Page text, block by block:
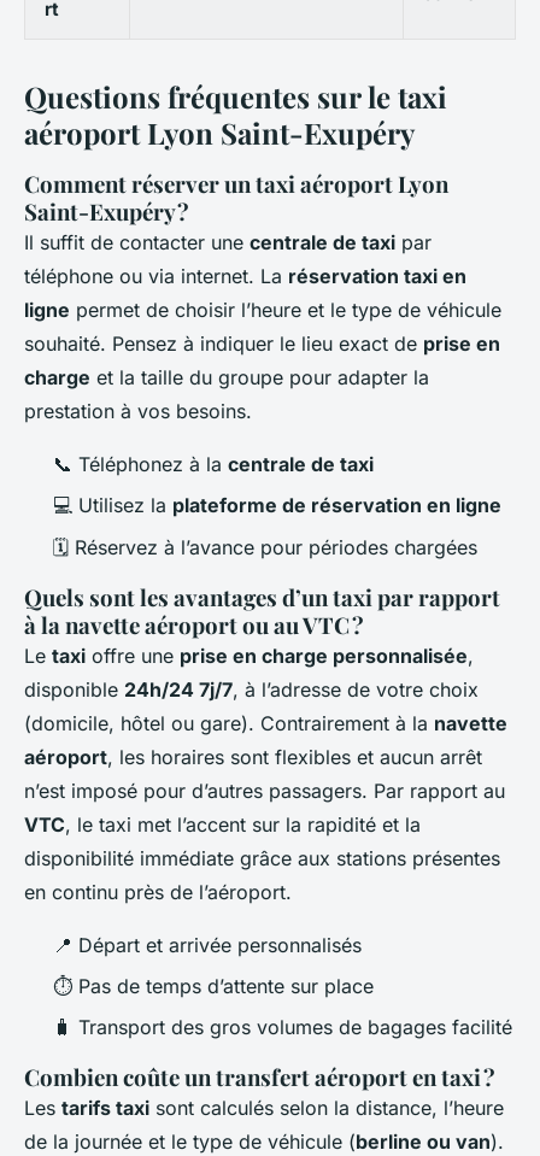
rt
Questions fréquentes sur le taxi
aéroport Lyon Saint-Exupéry
Comment réserver un taxi aéroport Lyon
Saint-Exupéry ?
Il suffit de contacter une centrale de taxi par
téléphone ou via internet. La réservation taxi en
ligne permet de choisir l’heure et le type de véhicule
souhaité. Pensez à indiquer le lieu exact de prise en
charge et la taille du groupe pour adapter la
prestation à vos besoins.
📞 Téléphonez à la centrale de taxi
💻 Utilisez la plateforme de réservation en ligne
🗓️ Réservez à l’avance pour périodes chargées
Quels sont les avantages d’un taxi par rapport
à la navette aéroport ou au VTC ?
Le taxi offre une prise en charge personnalisée,
disponible 24h/24 7j/7, à l’adresse de votre choix
(domicile, hôtel ou gare). Contrairement à la navette
aéroport, les horaires sont flexibles et aucun arrêt
n’est imposé pour d’autres passagers. Par rapport au
VTC, le taxi met l’accent sur la rapidité et la
disponibilité immédiate grâce aux stations présentes
en continu près de l’aéroport.
📍 Départ et arrivée personnalisés
⏱️ Pas de temps d’attente sur place
🧳 Transport des gros volumes de bagages facilité
Combien coûte un transfert aéroport en taxi ?
Les tarifs taxi sont calculés selon la distance, l’heure
de la journée et le type de véhicule (berline ou van).